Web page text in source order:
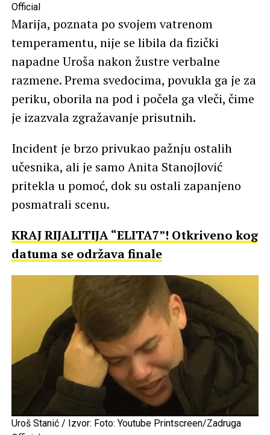
Official
Marija, poznata po svojem vatrenom
temperamentu, nije se libila da fizički
napadne Uroša nakon žustre verbalne
razmene. Prema svedocima, povukla ga je za
periku, oborila na pod i počela ga vleči, čime
je izazvala zgražavanje prisutnih.
Incident je brzo privukao pažnju ostalih
učesnika, ali je samo Anita Stanojlović
pritekla u pomoć, dok su ostali zapanjeno
posmatrali scenu.
KRAJ RIJALITIJA “ELITA7”! Otkriveno kog
datuma se održava finale
Uroš Stanić / Izvor: Foto: Youtube Printscreen/Zadruga